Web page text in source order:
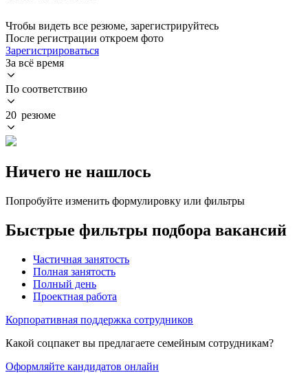
Чтобы видеть все резюме, зарегистрируйтесь
После регистрации откроем фото
Зарегистрироваться
За всё время
По соответствию
20 резюме
Ничего не нашлось
Попробуйте изменить формулировку или фильтры
Быстрые фильтры подбора вакансий
Частичная занятость
Полная занятость
Полный день
Проектная работа
Корпоративная поддержка сотрудников
Какой соцпакет вы предлагаете семейным сотрудникам?
Оформляйте кандидатов онлайн